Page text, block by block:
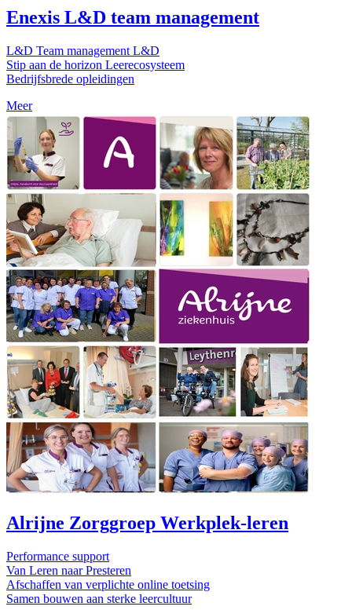
Enexis L&D team management
L&D Team management L&D
Stip aan de horizon Leerecosysteem
Bedrijfsbrede opleidingen
Meer
Alrijne Zorggroep Werkplek-leren
Performance support
Van Leren naar Presteren
Afschaffen van verplichte online toetsing
Samen bouwen aan sterke leercultuur